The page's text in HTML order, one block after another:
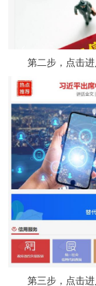
第二步，点击
第三步，点击进